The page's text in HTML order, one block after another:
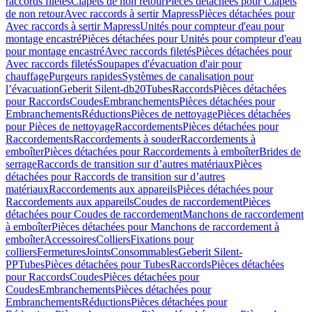
de non retourAvec raccords à sertir MapressPièces détachées pour
Avec raccords à sertir MapressUnités pour compteur d'eau pour
montage encastréPièces détachées pour Unités pour compteur d'eau
pour montage encastréAvec raccords filetésPièces détachées pour
Avec raccords filetésSoupapes d'évacuation d'air pour
chauffagePurgeurs rapidesSystèmes de canalisation pour
l’évacuationGeberit Silent-db20TubesRaccordsPièces détachées
pour RaccordsCoudesEmbranchementsPièces détachées pour
EmbranchementsRéductionsPièces de nettoyagePièces détachées
pour Pièces de nettoyageRaccordementsPièces détachées pour
RaccordementsRaccordements à souderRaccordements à
emboîterPièces détachées pour Raccordements à emboîterBrides de
serrageRaccords de transition sur d’autres matériauxPièces
détachées pour Raccords de transition sur d’autres
matériauxRaccordements aux appareilsPièces détachées pour
Raccordements aux appareilsCoudes de raccordementPièces
détachées pour Coudes de raccordementManchons de raccordement
à emboîterPièces détachées pour Manchons de raccordement à
emboîterAccessoiresColliersFixations pour
colliersFermeturesJointsConsommablesGeberit Silent-
PPTubesPièces détachées pour TubesRaccordsPièces détachées
pour RaccordsCoudesPièces détachées pour
CoudesEmbranchementsPièces détachées pour
EmbranchementsRéductionsPièces détachées pour